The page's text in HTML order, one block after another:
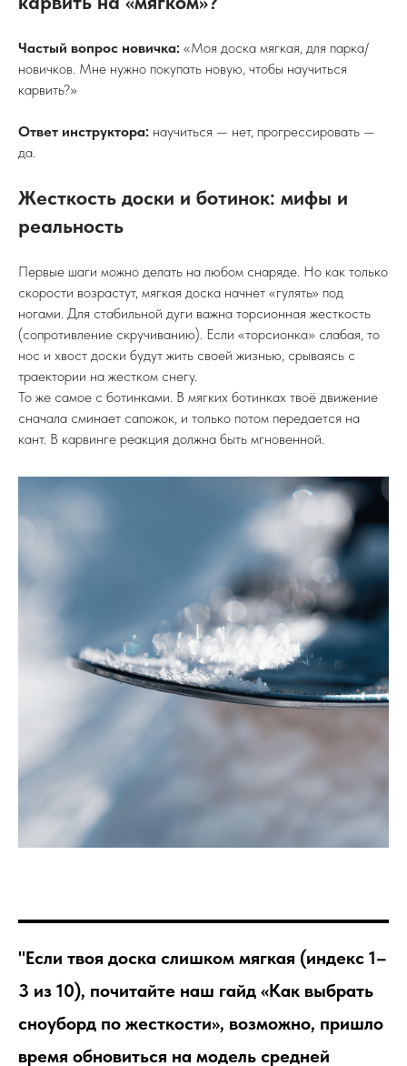
Частый вопрос новичка: «Моя доска мягкая, для парка/
новичков. Мне нужно покупать новую, чтобы научиться
карвить?»
Ответ инструктора: научиться — нет, прогрессировать —
да.
Жесткость доски и ботинок: мифы и
реальность
Первые шаги можно делать на любом снаряде. Но как только
скорости возрастут, мягкая доска начнет «гулять» под
ногами. Для стабильной дуги важна торсионная жесткость
(сопротивление скручиванию). Если «торсионка» слабая, то
нос и хвост доски будут жить своей жизнью, срываясь с
траектории на жестком снегу.
То же самое с ботинками. В мягких ботинках твоё движение
сначала сминает сапожок, и только потом передается на
кант. В карвинге реакция должна быть мгновенной.
"Если твоя доска слишком мягкая (индекс 1–
3 из 10), почитайте наш гайд «Как выбрать
сноуборд по жесткости», возможно, пришло
время обновиться на модель средней